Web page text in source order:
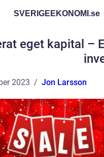
SVERIGEEKONOMI.se
eget kapital –
2023 Jon Larsson